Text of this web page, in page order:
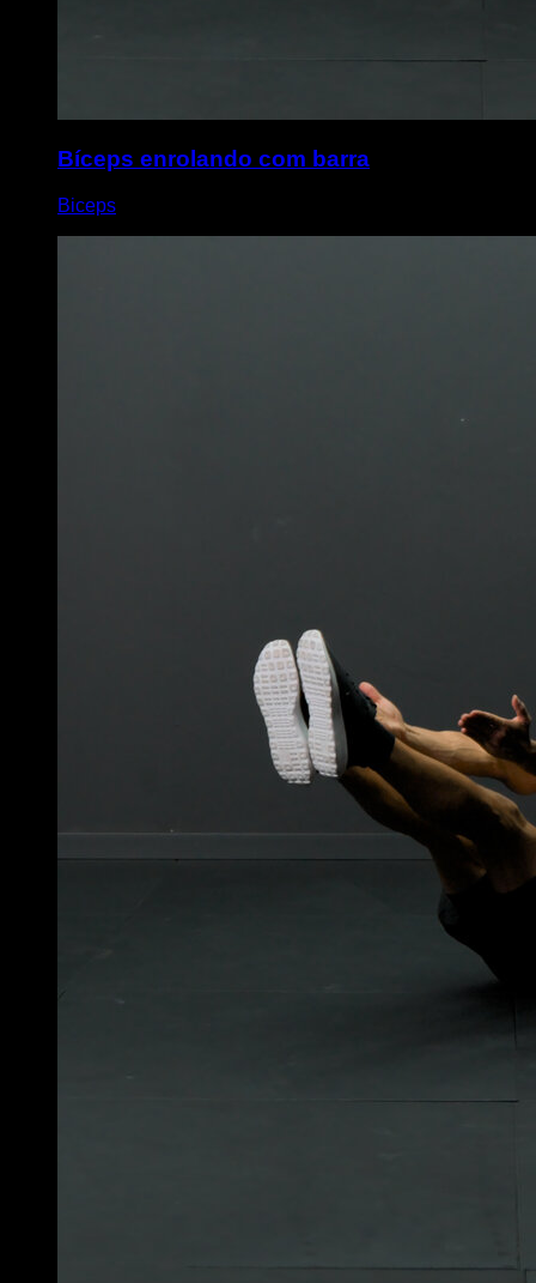
Bíceps enrolando com barra
Biceps